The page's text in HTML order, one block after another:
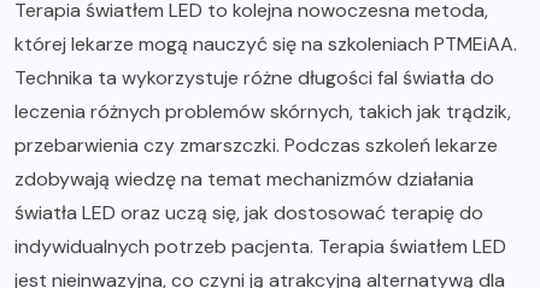
Terapia światłem LED to kolejna nowoczesna metoda,
której lekarze mogą nauczyć się na szkoleniach PTMEiAA.
Technika ta wykorzystuje różne długości fal światła do
leczenia różnych problemów skórnych, takich jak trądzik,
przebarwienia czy zmarszczki. Podczas szkoleń lekarze
zdobywają wiedzę na temat mechanizmów działania
światła LED oraz uczą się, jak dostosować terapię do
indywidualnych potrzeb pacjenta. Terapia światłem LED
jest nieinwazyjna, co czyni ją atrakcyjną alternatywą dla